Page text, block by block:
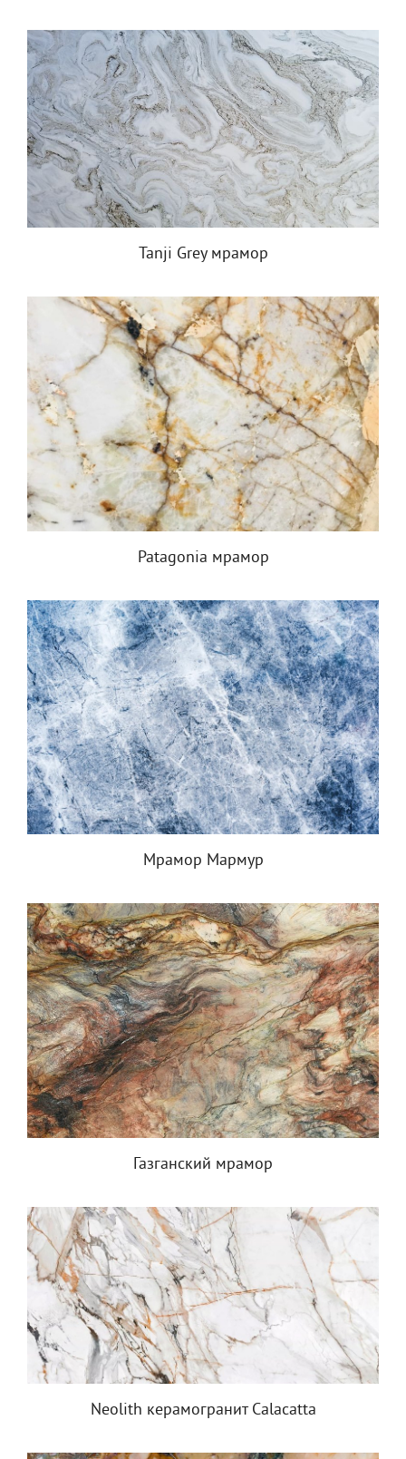
Tanji Grey мрамор
Patagonia мрамор
Мрамор Мармур
Газганский мрамор
Neolith керамогранит Calacatta